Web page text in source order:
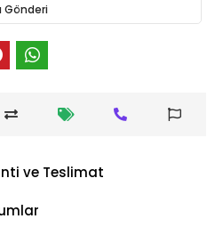
Gönderi
ve Teslimat